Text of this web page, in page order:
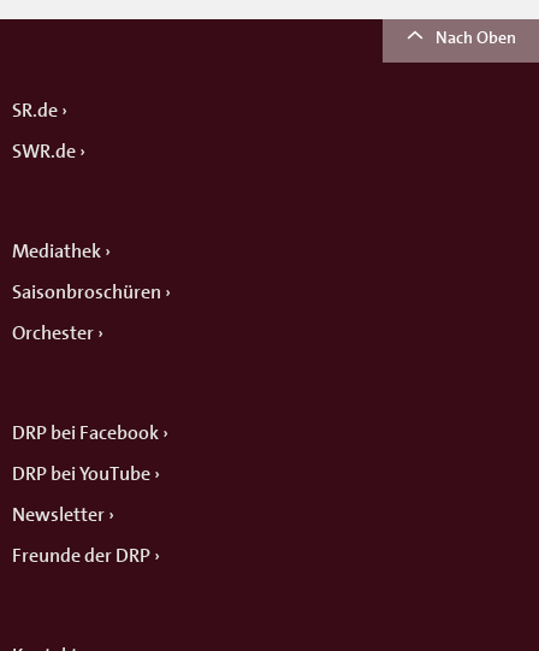
Nach Oben
SR.de
SWR.de
Mediathek
Saisonbroschüren
Orchester
DRP bei Facebook
DRP bei YouTube
Newsletter
Freunde der DRP